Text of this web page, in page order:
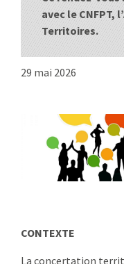
avec le CNFPT,
Territoires.
29 mai 2026
CONTEXTE
La concertation